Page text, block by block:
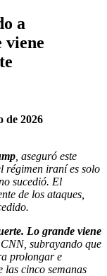
a
viene
de 2026
, aseguró este
régimen iraní es solo
sucedió. El
de los ataques,
Lo grande viene
subrayando que
prolongar e
las cinco semanas